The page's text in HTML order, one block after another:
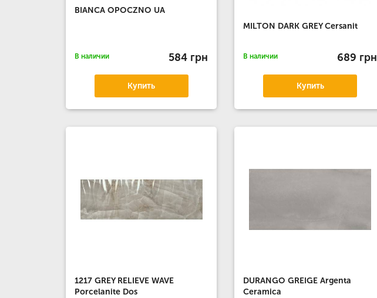
BIANCA OPOCZNO UA
В наличии 584 грн
Купить
MILTON DARK GREY Cersanit
В наличии 689 грн
Купить
1217 GREY RELIEVE WAVE
Porcelanite Dos
DURANGO GREIGE Argenta
Ceramica